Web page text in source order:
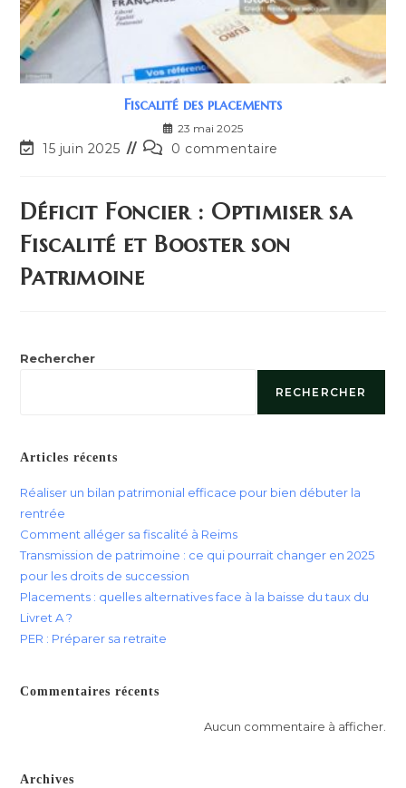
Fiscalité des placements
23 mai 2025
15 juin 2025 0 commentaire
Déficit Foncier : Optimiser sa
Fiscalité et Booster son
Patrimoine
Rechercher
RECHERCHER
Articles récents
Réaliser un bilan patrimonial efficace pour bien débuter la
rentrée
Comment alléger sa fiscalité à Reims
Transmission de patrimoine : ce qui pourrait changer en 2025
pour les droits de succession
Placements : quelles alternatives face à la baisse du taux du
Livret A ?
PER : Préparer sa retraite
Commentaires récents
Aucun commentaire à afficher.
Archives